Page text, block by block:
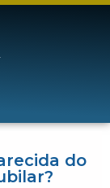
do